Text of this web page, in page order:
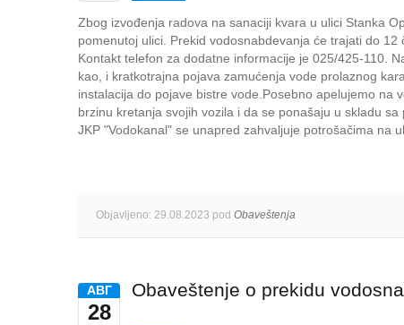
Zbog izvođenja radova na sanaciji kvara u ulici Stanka
pomenutoj ulici. Prekid vodosnabdevanja će trajati do 12
Kontakt telefon za dodatne informacije je 025/425-110.
kao, i kratkotrajna pojava zamućenja vode prolaznog
instalacija do pojave bistre vode.Posebno apelujemo na
brzinu kretanja svojih vozila i da se ponašaju u skladu
JKP "Vodokanal" se unapred zahvaljuje potrošačima na
Objavljeno: 29.08.2023 pod Obaveštenja
AВГ
28
Obaveštenje o prekidu